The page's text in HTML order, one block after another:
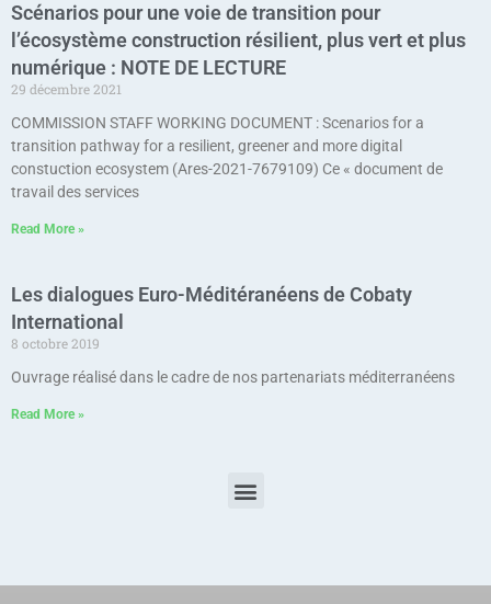
Scénarios pour une voie de transition pour
l’écosystème construction résilient, plus vert et plus
numérique : NOTE DE LECTURE
29 décembre 2021
COMMISSION STAFF WORKING DOCUMENT : Scenarios for a
transition pathway for a resilient, greener and more digital
constuction ecosystem (Ares-2021-7679109) Ce « document de
travail des services
Read More »
Les dialogues Euro-Méditéranéens de Cobaty
International
8 octobre 2019
Ouvrage réalisé dans le cadre de nos partenariats méditerranéens
Read More »